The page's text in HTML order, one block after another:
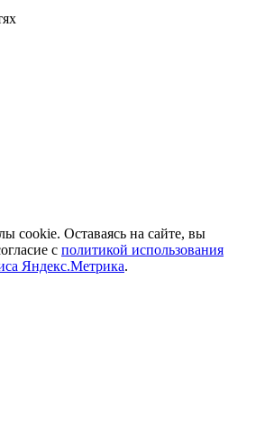
cookie. Оставаясь на сайте, вы
с политикой использования
Яндекс.Метрика.